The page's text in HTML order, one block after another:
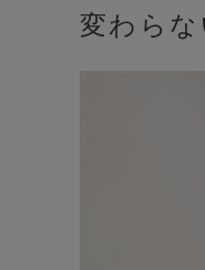
変わら